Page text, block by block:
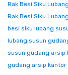
Rak Besi Siku
Rak Besi Siku
besi siku lubang
lubang susun
susun gudang arsip
gudang arsip kantor